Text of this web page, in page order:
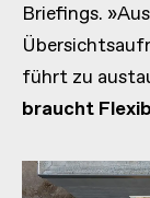
Briefings.
führt zu
braucht